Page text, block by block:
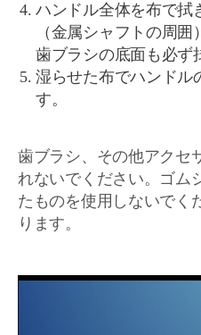
ハンドル全体を布で拭
（金属シャフトの周囲
歯ブラシの底面も必ず
湿らせた布でハンドル
す。
歯ブラシ、その他アクセ
れないでください。ゴム
たものを使用しないでく
ります。